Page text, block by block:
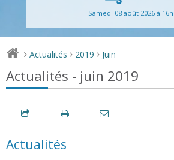
Samedi 08 août 2026 à
> Actualités > 2019 > Juin
Actualités - juin 2019
Actualités